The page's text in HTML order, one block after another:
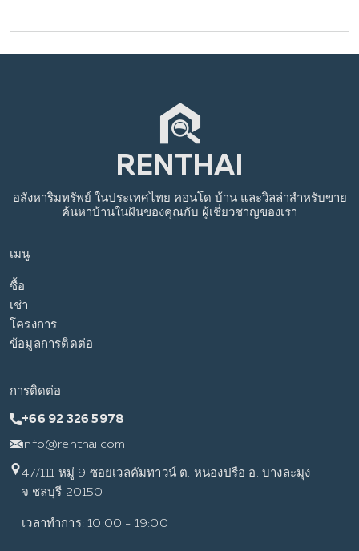
เมนู
ซื้อ
เช่า
โครงการ
ข้อมูลการติดต่อ
อสังหาริมทรัพย์ ในประเทศไทย คอนโด บ้าน และวิลล่าสำหรับขาย
ค้นหาบ้านในฝันของคุณกับ ผู้เชี่ยวชาญของเรา
การติดต่อ
+66 92 326 5978
info@renthai.com
47/111 หมู่ 9 ซอยเวลคัมทาวน์ ต. หนองปรือ อ. บางละมุง
จ.ชลบุรี 20150
เวลาทำการ: 10:00 - 19:00